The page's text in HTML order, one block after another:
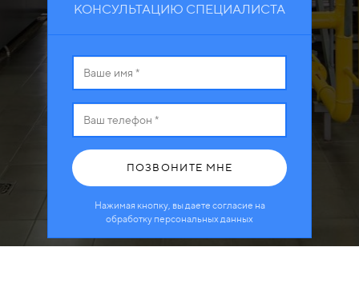
КОНСУЛЬТАЦИЮ СПЕЦИАЛИСТА
ПОЗВОНИТЕ МНЕ
Нажимая кнопку, вы даете согласие на
обработку персональных данных